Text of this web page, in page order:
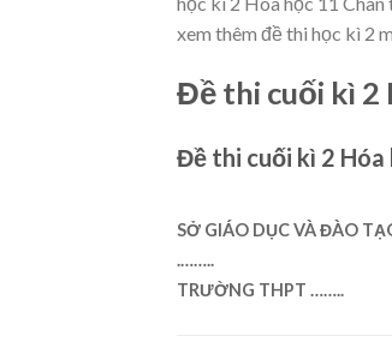
xem thêm đề thi học kì 2
Đề thi cuối kì 2
Đề thi cuối kì 2 Hóa
SỞ GIÁO DỤC VÀ ĐÀO
.……..
TRƯỜNG THPT ……..